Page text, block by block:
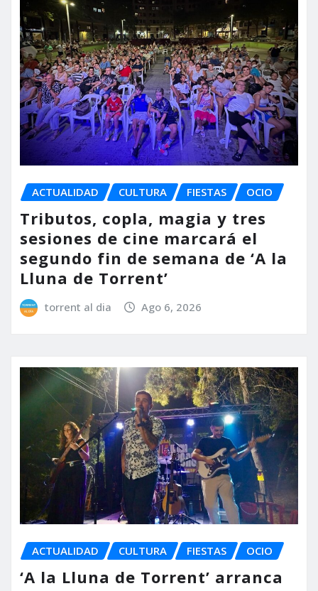
ACTUALIDAD CULTURA FIESTAS OCIO
Tributos, copla, magia y tres
sesiones de cine marcará el
segundo fin de semana de ‘A la
Lluna de Torrent’
torrent al dia Ago 6, 2026
ACTUALIDAD CULTURA FIESTAS OCIO
‘A la Lluna de Torrent’ arranca